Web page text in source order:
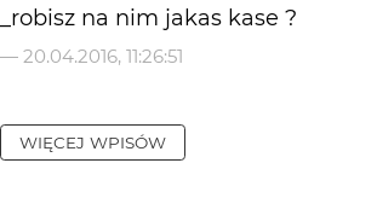
_robisz na nim jakas kase ?
— 20.04.2016, 11:26:51
WIĘCEJ WPISÓW